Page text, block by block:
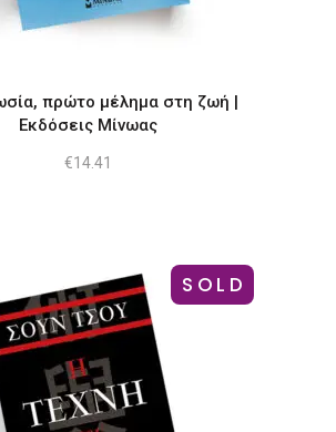
πρώτο μέλημα στη ζωή |
Εκδόσεις Μίνωας
€14.41
SOLD